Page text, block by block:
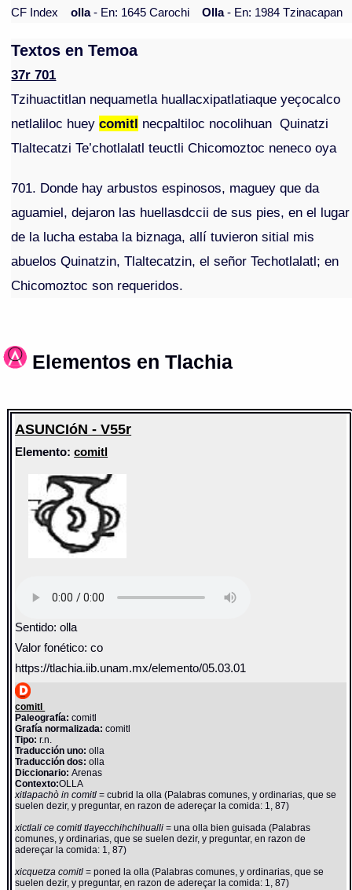
CF Index
olla- En: 1645 Carochi Olla- En: 1984 Tzinacapan
Textos en Temoa
37r 701
Tzihuactitlan nequametla huallacxipatlatiaque yeçocalco
netlaliloc hueycomitl necpaltiloc nocolihuan Quinatzi
Tlaltecatzi Te’chotlalatl teuctli Chicomoztoc neneco oya
701. Donde hay arbustos espinosos, maguey que da
aguamiel, dejaron las huellasdccii de sus pies, en el lugar
de la lucha estaba la biznaga, allí tuvieron sitial mis
abuelos Quinatzin, Tlaltecatzin, el señor Techotlalatl; en
Chicomoztoc son requeridos.
Elementos en Tlachia
ASUNCIóN - V55r
Elemento:comitl
Sentido: olla
Valor fonético: co
https://tlachia.iib.unam.mx/elemento/05.03.01
comitl
Paleografía: comitl
Grafía normalizada: comitl
Tipo: r.n.
Traducción uno: olla
Traducción dos: olla
Diccionario:Arenas
Contexto:OLLA
xitlapachò in comitl= cubrid la olla (Palabras comunes, y ordinarias, que se
suelen dezir, y preguntar, en razon de adereçar la comida: 1, 87)
xictlali ce comitl tlayecchihchihualli= una olla bien guisada (Palabras
comunes, y ordinarias, que se suelen dezir, y preguntar, en razon de
adereçar la comida: 1, 87)
xicquetza comitl= poned la olla (Palabras comunes, y ordinarias, que se
suelen dezir, y preguntar, en razon de adereçar la comida: 1, 87)